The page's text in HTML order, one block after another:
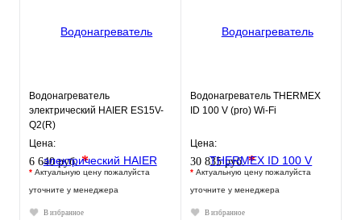
Водонагреватель
электрический HAIER ES15V-
Q2(R)
Цена:
6 640 руб.*
* Актуальную цену пожалуйста
уточните у менеджера
В избранное
Водонагреватель THERMEX
ID 100 V (pro) Wi-Fi
Цена:
30 835 руб.*
* Актуальную цену пожалуйста
уточните у менеджера
В избранное